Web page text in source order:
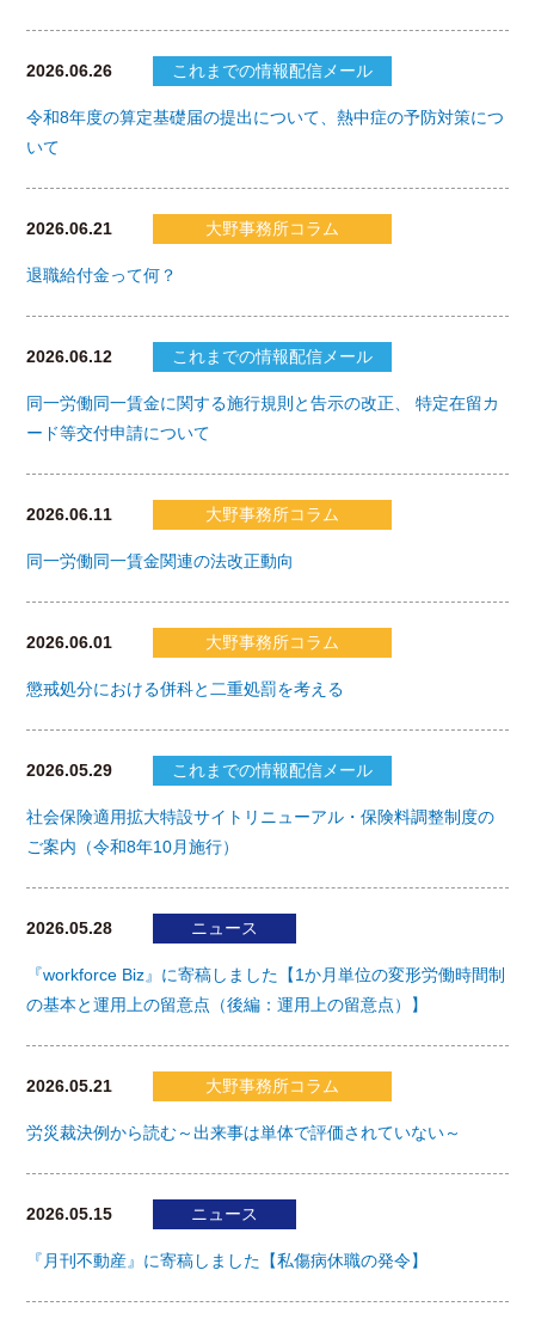
2026.06.26 これまでの情報配信メール
令和8年度の算定基礎届の提出について、熱中症の予防対策につ
いて
2026.06.21 大野事務所コラム
退職給付金って何？
2026.06.12 これまでの情報配信メール
同一労働同一賃金に関する施行規則と告示の改正、 特定在留カ
ード等交付申請について
2026.06.11 大野事務所コラム
同一労働同一賃金関連の法改正動向
2026.06.01 大野事務所コラム
懲戒処分における併科と二重処罰を考える
2026.05.29 これまでの情報配信メール
社会保険適用拡大特設サイトリニューアル・保険料調整制度の
ご案内（令和8年10月施行）
2026.05.28 ニュース
『workforce Biz』に寄稿しました【1か月単位の変形労働時間制
の基本と運用上の留意点（後編：運用上の留意点）】
2026.05.21 大野事務所コラム
労災裁決例から読む～出来事は単体で評価されていない～
2026.05.15 ニュース
『月刊不動産』に寄稿しました【私傷病休職の発令】